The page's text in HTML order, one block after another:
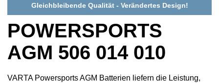
Gleichbleibende Qualität - Verändertes Design!
POWERSPORTS
AGM 506 014 010
VARTA Powersports AGM Batterien liefern die Leistung,